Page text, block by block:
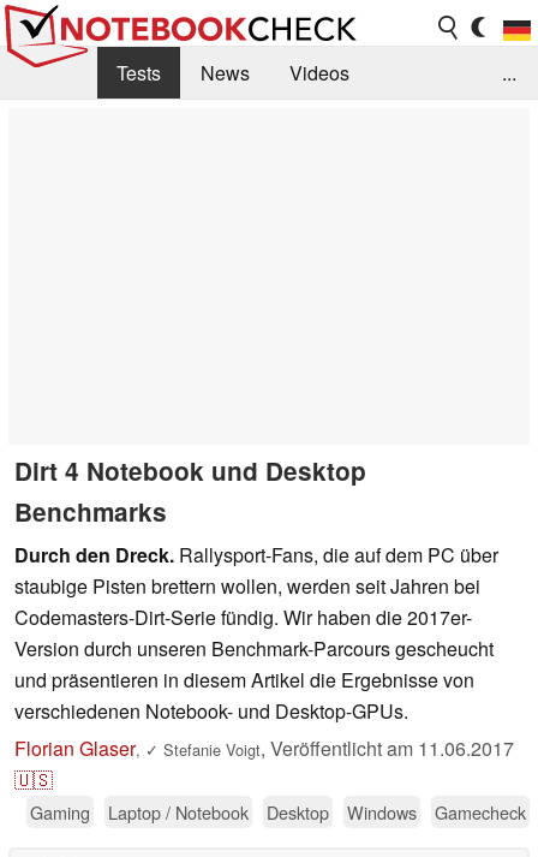
Tests News
Videos
...
Dirt 4 Notebook und Desktop
Benchmarks
Durch den Dreck. Rallysport-Fans, die auf dem PC über
staubige Pisten brettern wollen, werden seit Jahren bei
Codemasters-Dirt-Serie fündig. Wir haben die 2017er-
Version durch unseren Benchmark-Parcours gescheucht
und präsentieren in diesem Artikel die Ergebnisse von
verschiedenen Notebook- und Desktop-GPUs.
Florian Glaser, ✓ Stefanie Voigt, Veröffentlicht am 11.06.2017
🇺🇸
Gaming Laptop / Notebook Desktop Windows Gamecheck